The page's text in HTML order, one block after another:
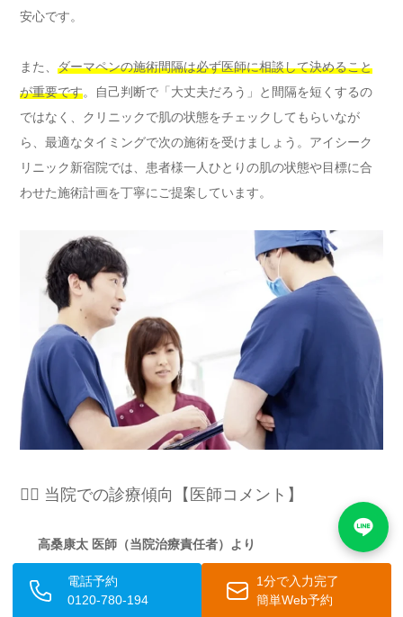
安心です。
また、 ダーマペンの施術間隔は必ず医師に相談して決めること
が重要です。自己判断で「大丈夫だろう」と間隔を短くするの
ではなく、クリニックで肌の状態をチェックしてもらいなが
ら、最適なタイミングで次の施術を受けましょう。アイシーク
リニック新宿院では、患者様一人ひとりの肌の状態や目標に合
わせた施術計画を丁寧にご提案しています。
👨‍⚕️ 当院での診療傾向【医師コメント】
高桑康太 医師（当院治療責任者）より
「当院では、ダーマペンの施術間隔についてのご相談を多
電話予約
0120-780-194
1分で入力完了
簡単Web予約